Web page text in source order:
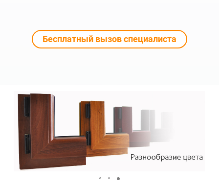
Бесплатный вызов специалиста